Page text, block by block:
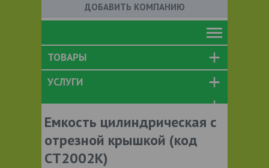
ДОБАВИТЬ КОМПАНИЮ
ТОВАРЫ
УСЛУГИ
Емкость цилиндрическая с
отрезной крышкой (код
СТ2002К)